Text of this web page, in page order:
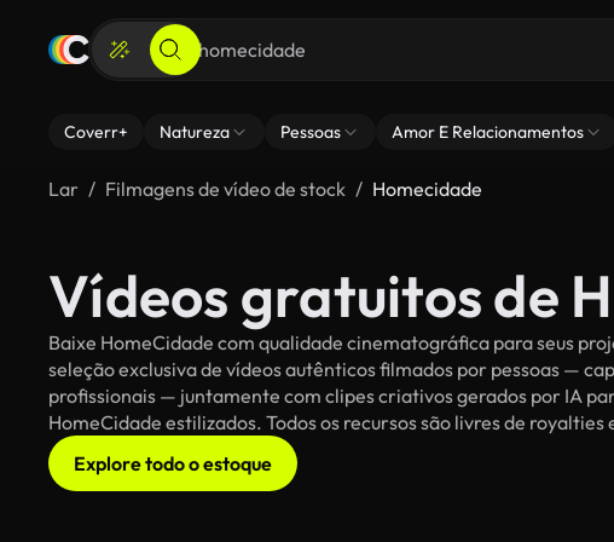
Coverr+ Natureza Pessoas Amor E Relacionamentos
Lar Filmagens de vídeo de stock Homecidade
Vídeos gratuitos de
Baixe HomeCidade com qualidade cinematográfica para seus
seleção exclusiva de vídeos autênticos filmados por pessoas —
profissionais — juntamente com clipes criativos gerados por IA
HomeCidade estilizados. Todos os recursos são livres de
Explore todo o estoque